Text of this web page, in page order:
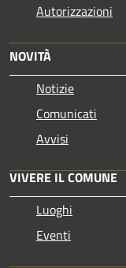
Autorizzazioni
NOVITÀ
Notizie
Comunicati
Avvisi
VIVERE IL COMUNE
Luoghi
Eventi